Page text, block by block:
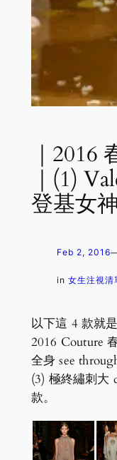
｜2016
｜(1)
登基女神
Feb 2, 2016
in 女生注視清
以下這 4 款就
2016 Couture
全身 see
(3) 極終繡刺大
款。